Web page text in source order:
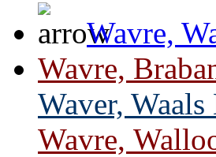
Wavre,
Wavre,
Waver,
Wavre,